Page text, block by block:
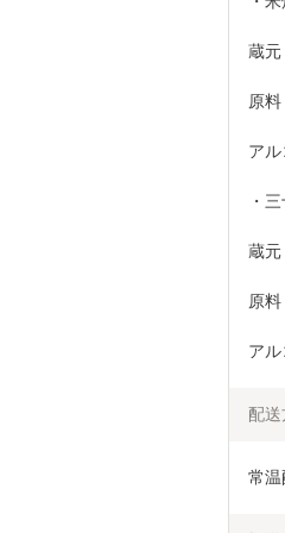
蔵元
原
ア
・
蔵元
原
ア
配送
常温